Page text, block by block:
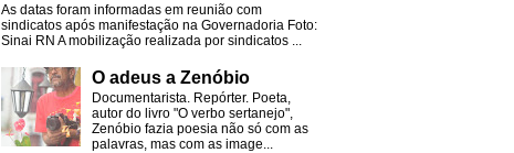
As datas foram informadas em reunião com
sindicatos após manifestação na Governadoria Foto:
Sinai RN A mobilização realizada por sindicatos ...
O adeus a Zenóbio
Documentarista. Repórter. Poeta,
autor do livro "O verbo sertanejo",
Zenóbio fazia poesia não só com as
palavras, mas com as image...